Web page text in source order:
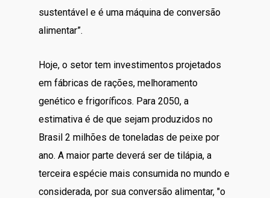
sustentável e é uma máquina de conversão
alimentar”.
Hoje, o setor tem investimentos projetados
em fábricas de rações, melhoramento
genético e frigoríficos. Para 2050, a
estimativa é de que sejam produzidos no
Brasil 2 milhões de toneladas de peixe por
ano. A maior parte deverá ser de tilápia, a
terceira espécie mais consumida no mundo e
considerada, por sua conversão alimentar, "o